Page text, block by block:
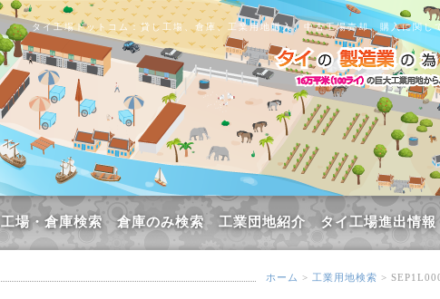
タイ工場ドットコム：貸し工場、倉庫、工業用地購入、中古工場売却、購入に関
工場・倉庫検索 倉庫のみ検索 工業団地紹介 タイ工場進出情報
ホーム > 工業用地検索 >